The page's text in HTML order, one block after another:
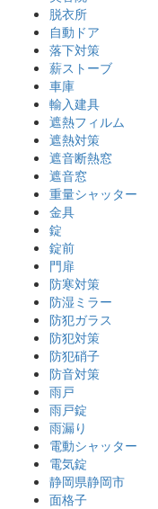
脱衣所
自動ドア
落下対策
薪ストーブ
車庫
輸入建具
遮熱フィルム
遮熱対策
遮音断熱窓
遮音窓
重量シャッター
金具
錠
錠前
門扉
防寒対策
防湿ミラー
防犯ガラス
防犯対策
防犯硝子
防音対策
雨戸
雨戸錠
雨漏り
電動シャッター
電気錠
静岡県静岡市
面格子